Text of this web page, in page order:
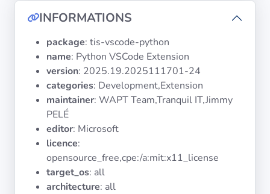
Systèmes
Catégories
Documentation
INFORMATIONS
package: tis-vscode-python
name: Python VSCode Extension
version: 2025.19.2025111701-24
categories: Development,Extension
maintainer: WAPT Team,Tranquil IT,Jimmy
PELÉ
editor: Microsoft
licence:
opensource_free,cpe:/a:mit:x11_license
target_os: all
architecture: all